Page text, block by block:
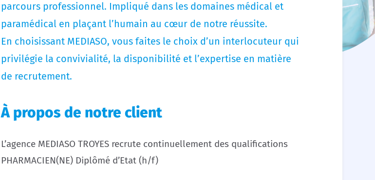
parcours professionnel. Impliqué dans les domaines médical et
paramédical en plaçant l’humain au cœur de notre réussite.
En choisissant MEDIASO, vous faites le choix d’un interlocuteur qui
privilégie la convivialité, la disponibilité et l’expertise en matière
de recrutement.
À propos de notre client
L’agence MEDIASO TROYES recrute continuellement des qualifications
PHARMACIEN(NE) Diplômé d’Etat (h/f)